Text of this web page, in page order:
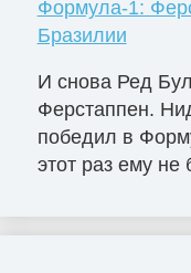
Формула-1:
Бразилии
И снова Ред
Ферстаппен.
победил в
этот раз ему